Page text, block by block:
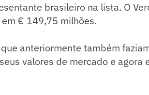
brasileiro na lista. O
€ 149,75 milhões.
anteriormente também
valores de mercado e agora